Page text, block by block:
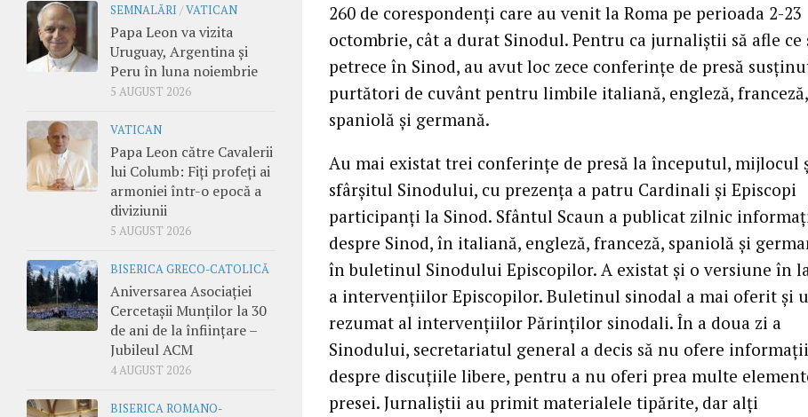
260 de corespondenţi care au venit la Roma pe perioada 2-23
octombrie, cât a durat Sinodul. Pentru ca jurnaliştii să afle ce
petrece în Sinod, au avut loc zece conferinţe de presă
purtători de cuvânt pentru limbile italiană, engleză, franceză,
spaniolă şi germană.
Au mai existat trei conferinţe de presă la începutul, mijlocul
sfârşitul Sinodului, cu prezenţa a patru Cardinali şi Episcopi
participanţi la Sinod. Sfântul Scaun a publicat zilnic
despre Sinod, în italiană, engleză, franceză, spaniolă şi
în buletinul Sinodului Episcopilor. A existat şi o versiune în
a intervenţiilor Episcopilor. Buletinul sinodal a mai oferit şi
rezumat al intervenţiilor Părinţilor sinodali. În a doua zi a
Sinodului, secretariatul general a decis să nu ofere informaţii
despre discuţiile libere, pentru a nu oferi prea multe
presei. Jurnaliştii au primit materialele tipărite, dar alţi
SEMNALĂRI /VATICAN
Papa Leon va vizita
Uruguay, Argentina și
Peru în luna noiembrie
5 AUGUST 2026
VATICAN
Papa Leon către Cavalerii
lui Columb: Fiți profeți ai
armoniei într-o epocă a
diviziunii
5 AUGUST 2026
BISERICA GRECO-CATOLICĂ
Aniversarea Asociației
Cercetașii Munților la 30
de ani de la înființare –
Jubileul ACM
4 AUGUST 2026
BISERICA ROMANO-